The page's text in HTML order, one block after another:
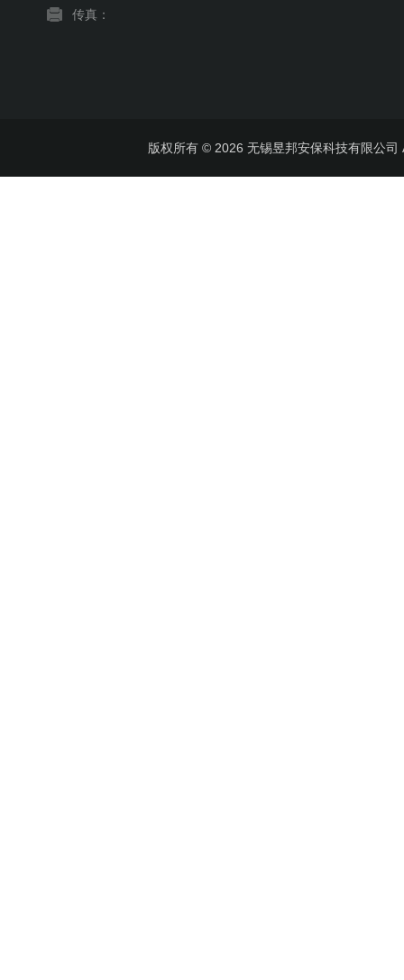
传真：
版权所有 © 2026 无锡昱邦安保科技有限